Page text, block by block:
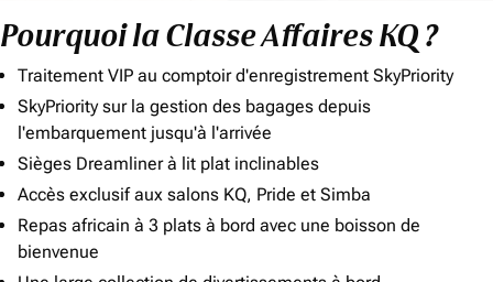
Pourquoi la Classe Affaires KQ ?
Traitement VIP au comptoir d'enregistrement SkyPriority
SkyPriority sur la gestion des bagages depuis
l'embarquement jusqu'à l'arrivée
Sièges Dreamliner à lit plat inclinables
Accès exclusif aux salons KQ, Pride et Simba
Repas africain à 3 plats à bord avec une boisson de
bienvenue